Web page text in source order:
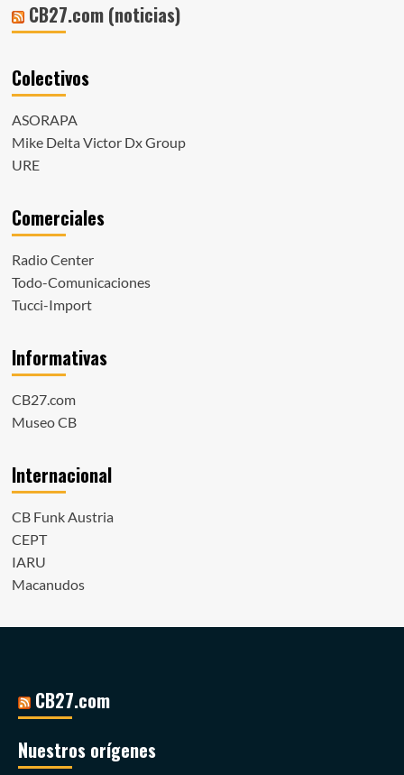
CB27.com (noticias)
Colectivos
ASORAPA
Mike Delta Victor Dx Group
URE
Comerciales
Radio Center
Todo-Comunicaciones
Tucci-Import
Informativas
CB27.com
Museo CB
Internacional
CB Funk Austria
CEPT
IARU
Macanudos
CB27.com
Nuestros orígenes